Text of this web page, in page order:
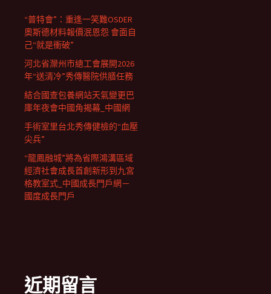
“普特會”：重逢一笑難OSDER
奧斯德材料報價泯恩怨 會面自
己“就是衝破”
河北省灤州市總工會展開2026
年“送清冷”秀傳醫院供膳任務
結合國查包養網站天氣變更巴
庫年夜會中國角揭幕_中國網
手術室里台北秀傳健檢的“血壓
尖兵”
“龍鳳融城”將為省際鴻溝區域
經濟社會成長首創新形到九宮
格教室式_中國成長門戶網－
國度成長門戶
近期留言